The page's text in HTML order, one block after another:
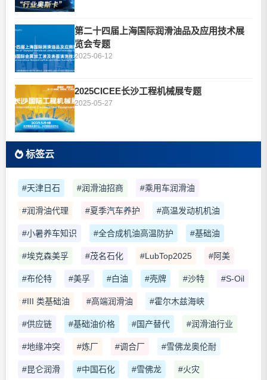
第二十四届上海国际润滑油品及应用技术展
览会专题
2025-06-12
2025CICEE长沙工程机械展专题
2025-05-27
标签云
#天津日石 #润滑油招商 #乘用车润滑油
#润滑油代理 #夏季汽车养护 #高温发动机机油
#小暑养车知识 #全合成机油高温防护 #基础油
#埃克森美孚 #茂名石化 #LubTop2025 #阿美
#布伦特 #美孚 #白油 #壳牌 #沙特 #S-Oil
#III 类基础油 #高端润滑油 #霍尔木兹海峡
#供应链 #基础油价格 #国产替代 #润滑油行业
#地缘冲突 #炼厂 #调合厂 #雪佛龙奥伦耐
#昆仑润滑 #中国石化 #雪佛龙 #火灾